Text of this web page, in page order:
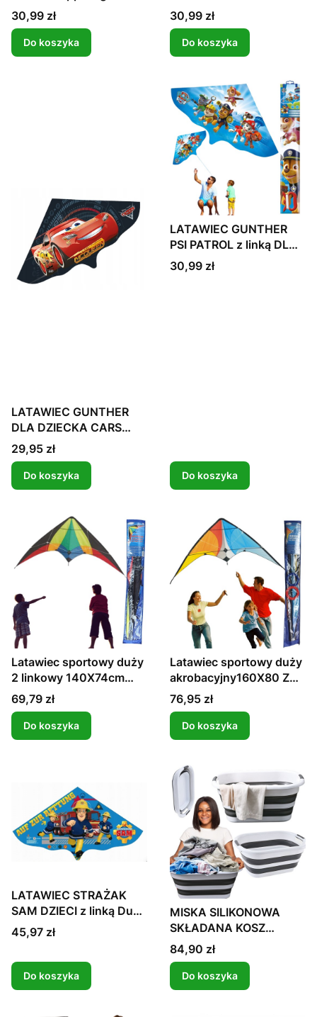
kolorowy zabawka 1
linkowy dobrze lata
Cena
30,99 zł
Do koszyka
Cena
30,99 zł
Do koszyka
LATAWIEC GUNTHER
DLA DZIECKA CARS
AUTA DISNEY KIDS
Cena
29,95 zł
Do koszyka
LATAWIEC GUNTHER
PSI PATROL z linką DLA
DZIECI fun
Cena
30,99 zł
Do koszyka
Latawiec sportowy duży
2 linkowy 140X74cm
Jastrząb
Cena
69,79 zł
Do koszyka
Latawiec sportowy duży
akrobacyjny160X80 Z
LINKAMI
Cena
76,95 zł
Do koszyka
LATAWIEC STRAŻAK
SAM DZIECI z linką Duży
GUNTHER
Cena
45,97 zł
Do koszyka
MISKA SILIKONOWA
SKŁADANA KOSZ
PRANIE 25L SKŁADANY
Cena
84,90 zł
Do koszyka